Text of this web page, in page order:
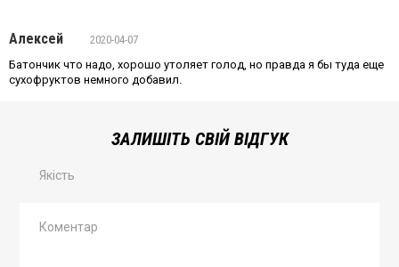
Алексей
2020-04-07
Батончик что надо, хорошо утоляет голод, но правда я бы туда еще
сухофруктов немного добавил.
ЗАЛИШІТЬ СВІЙ ВІДГУК
Якість